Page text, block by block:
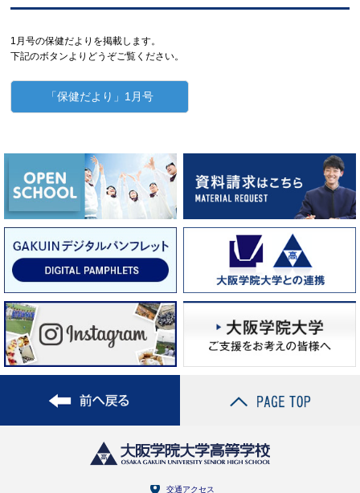
1月号の保健だよりを掲載します。
下記のボタンよりどうぞご覧ください。
「保健だより」1月号
交通アクセス